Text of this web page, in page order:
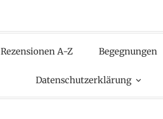
Rezensionen A-Z Begegnungen
Datenschutzerklärung